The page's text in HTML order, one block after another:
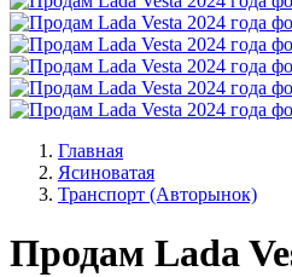
Главная
Ясиноватая
Транспорт (Авторынок)
Продам Lada